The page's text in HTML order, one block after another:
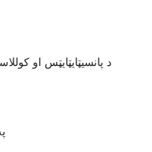
د پانسيټايټايټس او